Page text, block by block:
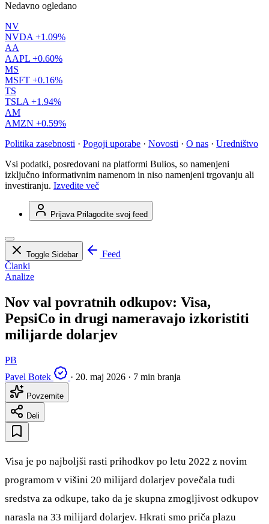
Nedavno ogledano
NV
NVDA +1.09%
AA
AAPL +0.60%
MS
MSFT +0.16%
TS
TSLA +1.94%
AM
AMZN +0.59%
Politika zasebnosti · Pogoji uporabe · Novosti · O nas · Uredništvo
Vsi podatki, posredovani na platformi Bulios, so namenjeni
izključno informativnim namenom in niso namenjeni trgovanju ali
investiranju. Izvedite več
Prijava Prilagodite svoj feed
Toggle Sidebar
Feed
Članki
Analize
Nov val povratnih odkupov: Visa,
PepsiCo in drugi nameravajo izkoristiti
milijarde dolarjev
PB
Pavel Botek
· 20. maj 2026 · 7 min branja
Povzemite
Deli
Visa je po najboljši rasti prihodkov po letu 2022 z novim
programom v višini 20 milijard dolarjev povečala tudi
sredstva za odkupe, tako da je skupna zmogljivost odkupov
narasla na 33 milijard dolarjev. Hkrati smo priča plazu